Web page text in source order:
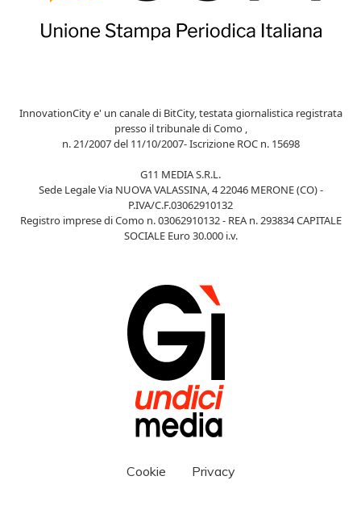
InnovationCity e' un canale di BitCity, testata giornalistica registrata
presso il tribunale di Como ,
n. 21/2007 del 11/10/2007- Iscrizione ROC n. 15698
G11 MEDIA S.R.L.
Sede Legale Via NUOVA VALASSINA, 4 22046 MERONE (CO) -
P.IVA/C.F.03062910132
Registro imprese di Como n. 03062910132 - REA n. 293834 CAPITALE
SOCIALE Euro 30.000 i.v.
Cookie Privacy